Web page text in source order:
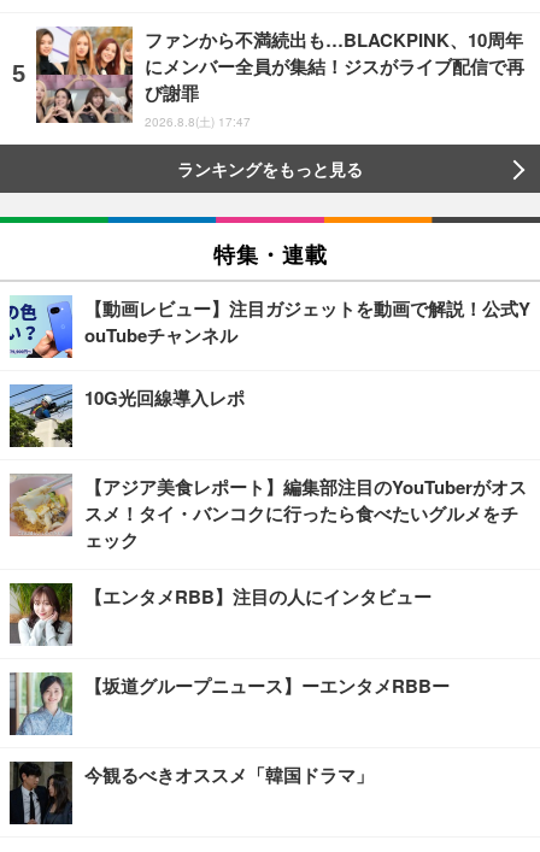
ファンから不満続出も…BLACKPINK、10周年
にメンバー全員が集結！ジスがライブ配信で再
び謝罪
2026.8.8(土) 17:47
ランキングをもっと見る
特集・連載
【動画レビュー】注目ガジェットを動画で解説！公式Y
ouTubeチャンネル
10G光回線導入レポ
【アジア美食レポート】編集部注目のYouTuberがオス
スメ！タイ・バンコクに行ったら食べたいグルメをチ
ェック
【エンタメRBB】注目の人にインタビュー
【坂道グループニュース】ーエンタメRBBー
今観るべきオススメ「韓国ドラマ」